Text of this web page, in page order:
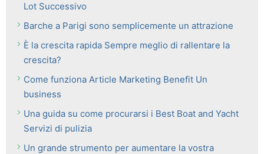
Lot Successivo
Barche a Parigi sono semplicemente un attrazione
È la crescita rapida Sempre meglio di rallentare la
crescita?
Come funziona Article Marketing Benefit Un
business
Una guida su come procurarsi i Best Boat and Yacht
Servizi di pulizia
Un grande strumento per aumentare la vostra